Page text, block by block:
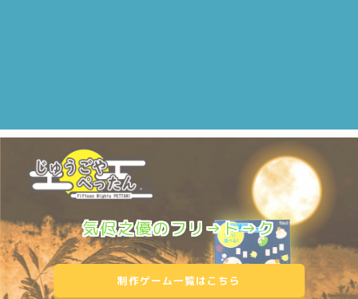
気侭之優のフリ→ト→ク
制作ゲーム一覧はこちら